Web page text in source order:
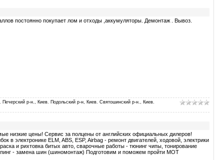
постоянно покупает лом и отходы ,аккумуляторы. Демонтаж . Вывоз.
р-н., Киев. Подольский р-н, Киев. Святошинский р-н., Киев.
низкие цены! Сервис за полцены от английских официальных дилеров!
электронике ELM, ABS, ESP, Airbag - ремонт двигателей, ходовой, электрики
и рихтовка битых авто, сварочные работы - тюнинг чипы, тонирование
- замена шин (шиномонтаж) Подготовим и поможем пройти МОТ